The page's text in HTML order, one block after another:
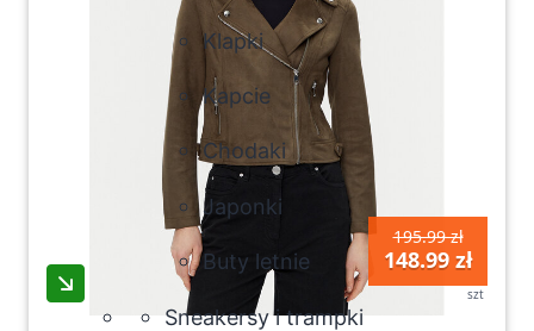
Klapki
Kapcie
Chodaki
Japonki
Buty letnie
Sneakersy i trampki
195.99 zł
148.99 zł
szt